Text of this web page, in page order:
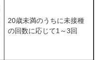
20歳未満のうちに未接種
の回数に応じて1～3回